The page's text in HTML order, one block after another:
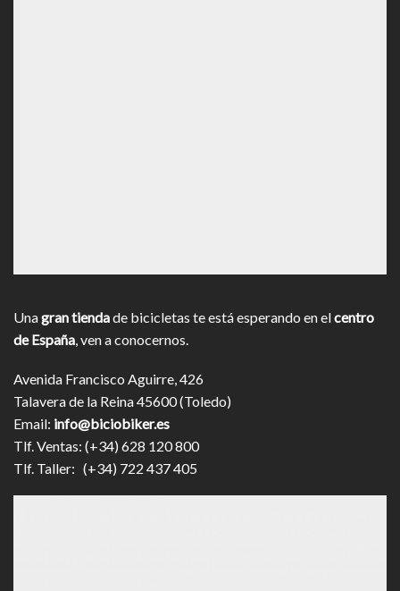
Unagran tiendade bicicletas te está esperando en elcentro
de España, ven a conocernos.
Avenida Francisco Aguirre, 426
Talavera de la Reina 45600 (Toledo)
Email: info@biciobiker.es
Tlf. Ventas: (+34) 628 120 800
Tlf. Taller: (+34) 722 437 405